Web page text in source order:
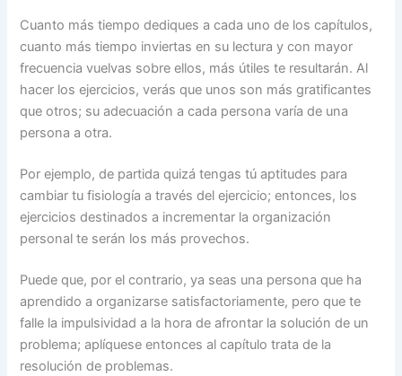
Cuanto más tiempo dediques a cada uno de los capítulos,
cuanto más tiempo inviertas en su lectura y con mayor
frecuencia vuelvas sobre ellos, más útiles te resultarán. Al
hacer los ejercicios, verás que unos son más gratificantes
que otros; su adecuación a cada persona varía de una
persona a otra.
Por ejemplo, de partida quizá tengas tú aptitudes para
cambiar tu fisiología a través del ejercicio; entonces, los
ejercicios destinados a incrementar la organización
personal te serán los más provechos.
Puede que, por el contrario, ya seas una persona que ha
aprendido a organizarse satisfactoriamente, pero que te
falle la impulsividad a la hora de afrontar la solución de un
problema; aplíquese entonces al capítulo trata de la
resolución de problemas.